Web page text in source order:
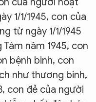
1/1/1945, con của
từ ngày 1/1/1945
năm 1945, con
bệnh binh, con
như thương binh,
con đẻ của người